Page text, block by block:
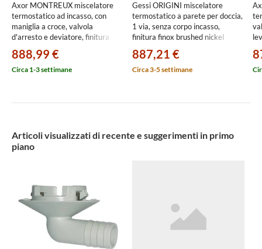
Axor MONTREUX miscelatore
termostatico ad incasso, con
maniglia a croce, valvola
d'arresto e deviatore, finitura
888,99 €
Circa 1-3 settimane
Gessi ORIGINI miscelatore
termostatico a parete per doccia,
1 via, senza corpo incasso,
finitura finox brushed nickel
887,21 €
Circa 3-5 settimane
Articoli visualizzati di recente e suggerimenti in primo
piano